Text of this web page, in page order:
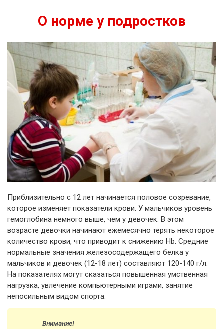
О норме у подростков
Приблизительно с 12 лет начинается половое созревание,
которое изменяет показатели крови. У мальчиков уровень
гемоглобина немного выше, чем у девочек. В этом
возрасте девочки начинают ежемесячно терять некоторое
количество крови, что приводит к снижению Hb. Средние
нормальные значения железосодержащего белка у
мальчиков и девочек (12-18 лет) составляют 120-140 г/л.
На показателях могут сказаться повышенная умственная
нагрузка, увлечение компьютерными играми, занятие
непосильным видом спорта.
Внимание!